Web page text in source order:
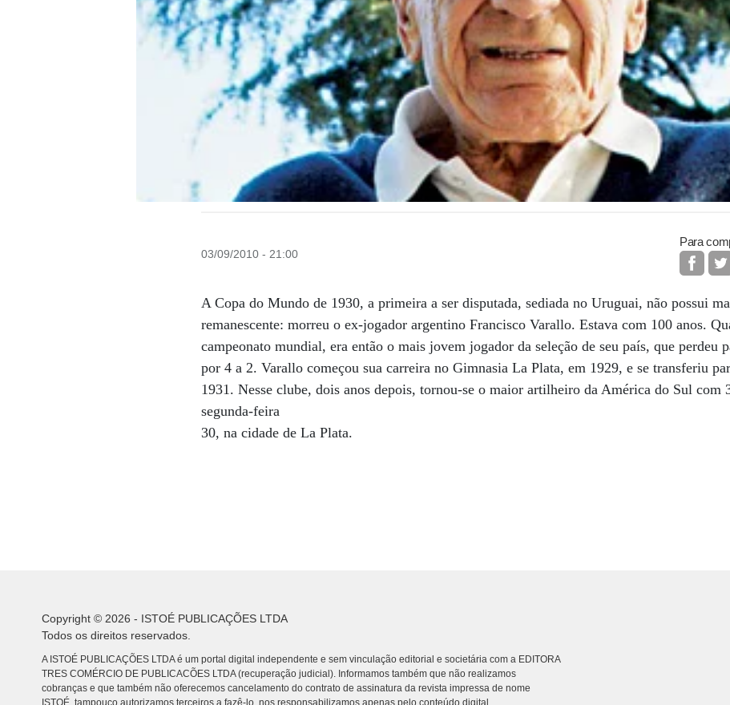
03/09/2010 - 21:00
Para
A Copa do Mundo de 1930, a primeira a ser disputada, sediada no Uruguai, não possui
remanescente: morreu o ex-jogador argentino Francisco Varallo. Estava com 100 anos.
campeonato mundial, era então o mais jovem jogador da seleção de seu país, que perdeu
por 4 a 2. Varallo começou sua carreira no Gimnasia La Plata, em 1929, e se transferiu
1931. Nesse clube, dois anos depois, tornou-se o maior artilheiro da América do Sul com
segunda-feira
30, na cidade de La Plata.
Copyright © 2026 - ISTOÉ PUBLICAÇÕES LTDA
Todos os direitos reservados.
A ISTOÉ PUBLICAÇÕES LTDA é um portal digital independente e sem vinculação editorial e societária com a EDITORA
TRES COMÉRCIO DE PUBLICACÕES LTDA (recuperação judicial). Informamos também que não realizamos
cobranças e que também não oferecemos cancelamento do contrato de assinatura da revista impressa de nome
ISTOÉ, tampouco autorizamos terceiros a fazê-lo, nos responsabilizamos apenas pelo conteúdo digital